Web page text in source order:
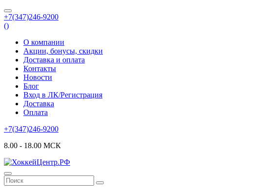
+7(347)246-9200
()
О компании
Акции, бонусы, скидки
Доставка и оплата
Контакты
Новости
Блог
Вход в ЛК/Регистрация
Доставка
Оплата
+7(347)246-9200
8.00 - 18.00 МСК